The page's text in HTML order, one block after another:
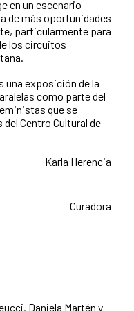
en un escenario
de más oportunidades
particularmente para
los circuitos
una exposición de la
como parte del
que se
del Centro Cultural de
Karla Herencia
Curadora
Daniela Martén y